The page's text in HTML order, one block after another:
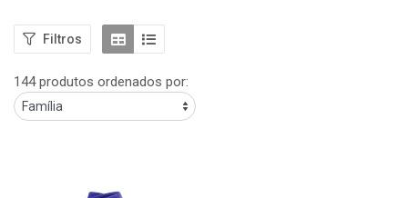
Filtros
144 produtos ordenados por: